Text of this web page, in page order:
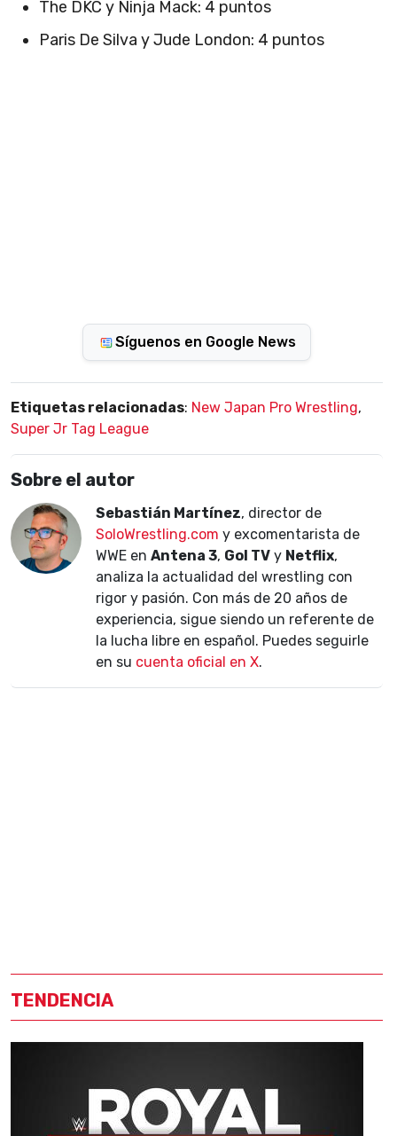
The DKC y Ninja Mack: 4 puntos
Paris De Silva y Jude London: 4 puntos
Síguenos en Google News
Etiquetas relacionadas: New Japan Pro Wrestling,
Super Jr Tag League
Sobre el autor
Sebastián Martínez, director de
SoloWrestling.com y excomentarista de
WWE en Antena 3, Gol TV y Netflix,
analiza la actualidad del wrestling con
rigor y pasión. Con más de 20 años de
experiencia, sigue siendo un referente de
la lucha libre en español. Puedes seguirle
en su cuenta oficial en X.
TENDENCIA